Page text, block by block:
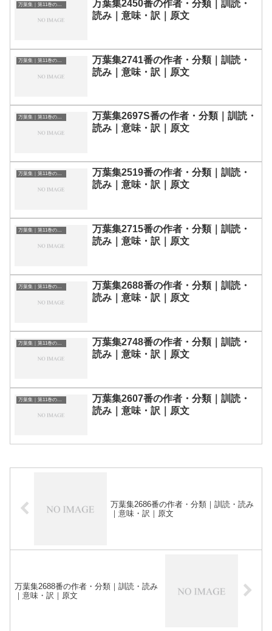
万葉集｜第11巻の和歌一覧
万葉集2450番の作者・分類｜訓読・
読み｜意味・訳｜原文
万葉集｜第11巻の和歌一覧
万葉集2741番の作者・分類｜訓読・
読み｜意味・訳｜原文
万葉集｜第11巻の和歌一覧
万葉集2697S番の作者・分類｜訓読・
読み｜意味・訳｜原文
万葉集｜第11巻の和歌一覧
万葉集2519番の作者・分類｜訓読・
読み｜意味・訳｜原文
万葉集｜第11巻の和歌一覧
万葉集2715番の作者・分類｜訓読・
読み｜意味・訳｜原文
万葉集｜第11巻の和歌一覧
万葉集2688番の作者・分類｜訓読・
読み｜意味・訳｜原文
万葉集｜第11巻の和歌一覧
万葉集2748番の作者・分類｜訓読・
読み｜意味・訳｜原文
万葉集｜第11巻の和歌一覧
万葉集2607番の作者・分類｜訓読・
読み｜意味・訳｜原文
万葉集2686番の作者・分類｜訓読・読み
｜意味・訳｜原文
万葉集2688番の作者・分類｜訓読・読み
｜意味・訳｜原文